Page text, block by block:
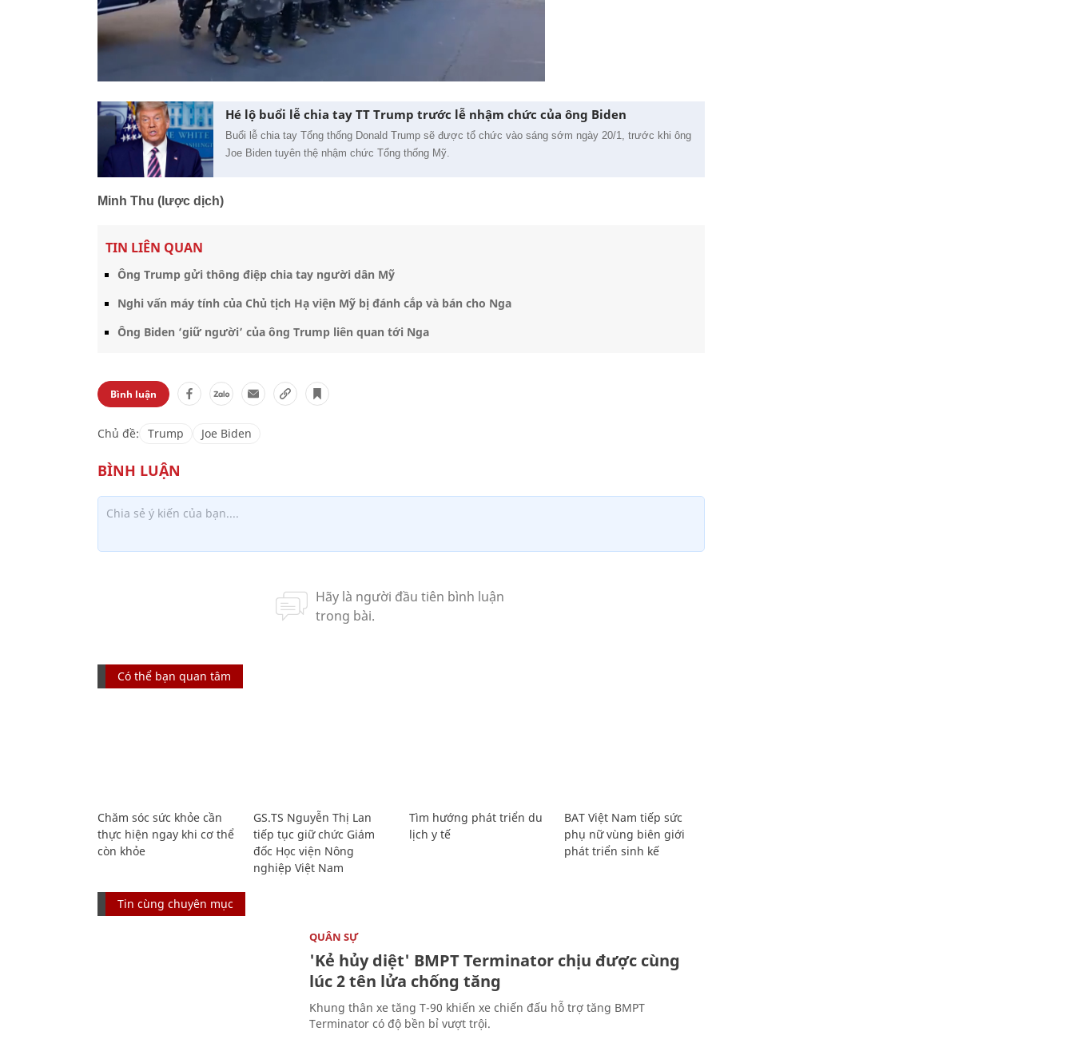
Hé lộ buổi lễ chia tay TT Trump trước lễ nhậm chức của ông Biden
Buổi lễ chia tay Tổng thống Donald Trump sẽ được tổ chức vào sáng sớm ngày 20/1, trước khi ông
Joe Biden tuyên thệ nhậm chức Tổng thống Mỹ.
Minh Thu (lược dịch)
TIN LIÊN QUAN
Ông Trump gửi thông điệp chia tay người dân Mỹ
Nghi vấn máy tính của Chủ tịch Hạ viện Mỹ bị đánh cắp và bán cho Nga
Ông Biden ‘giữ người’ của ông Trump liên quan tới Nga
Bình luận
Chủ đề: Trump Joe Biden
Có thể bạn quan tâm
Chăm sóc sức khỏe cần
thực hiện ngay khi cơ thể
còn khỏe
GS.TS Nguyễn Thị Lan
tiếp tục giữ chức Giám
đốc Học viện Nông
nghiệp Việt Nam
Tìm hướng phát triển du
lịch y tế
BAT Việt Nam tiếp sức
phụ nữ vùng biên giới
phát triển sinh kế
Tin cùng chuyên mục
QUÂN SỰ
'Kẻ hủy diệt' BMPT Terminator chịu được cùng
lúc 2 tên lửa chống tăng
Khung thân xe tăng T-90 khiến xe chiến đấu hỗ trợ tăng BMPT
Terminator có độ bền bỉ vượt trội.